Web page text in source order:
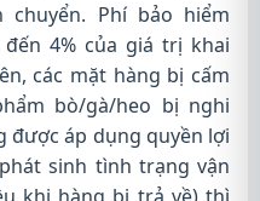
Phí bảo hiểm
4% của giá trị khai
các mặt hàng bị cấm
bò/gà/heo bị nghi
được áp dụng quyền lợi
sinh tình trạng vận